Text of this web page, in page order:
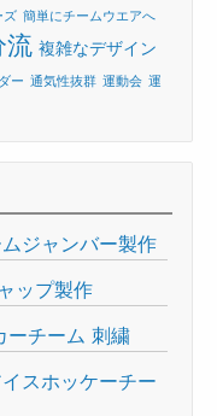
ズ 簡単にチームウエアへ
流 複雑なデザイン
ー 通気性抜群 運動会 運
ジャンバー製作
ップ製作
ーチーム 刺繍
スホッケーチー